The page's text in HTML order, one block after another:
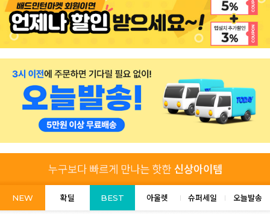
NEW 확딜 BEST 아울렛 슈퍼세일 오늘발송